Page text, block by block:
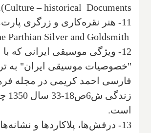
Culture – historical Documents
11- هنر نقره‌کاری و زرگری پارت‌ها (
Parthian Silver and Goldsmith
12- ویژگی موسیقی ایرانی که با
"خصوصیات موسیقی ایران" به
فارسی‌ احمد کریمی‌ در مجله
است‌.
13- درفش‌ها، پلاکاردها و نشانه‌ها‌.